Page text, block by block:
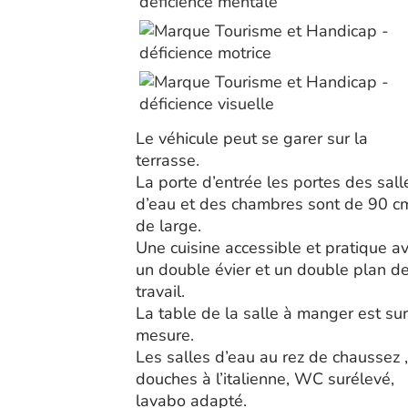
Le véhicule peut se garer sur la
terrasse.
La porte d’entrée les portes des
d’eau et des chambres sont de 90
de large.
Une cuisine accessible et pratique
un double évier et un double plan de
travail.
La table de la salle à manger est sur
mesure.
Les salles d’eau au rez de chaussez ,
douches à l’italienne, WC surélevé,
lavabo adapté.